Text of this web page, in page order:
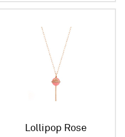
Lollipop Rose